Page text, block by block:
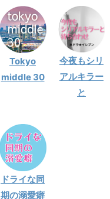
Tokyo
middle 30
今夜もシリ
アルキラー
と
ドライな同
期の溺愛癖